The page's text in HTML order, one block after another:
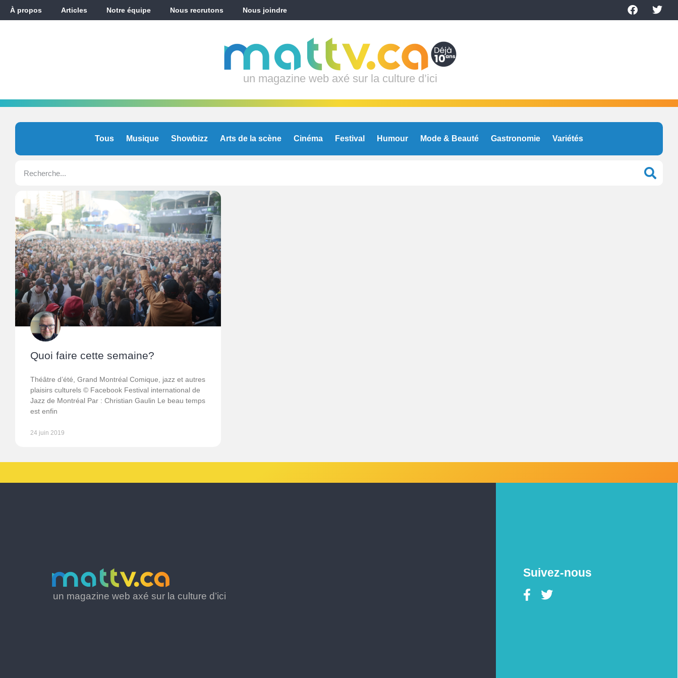
À propos Articles Notre équipe Nous recrutons Nous joindre
un magazine web axé sur la culture d’ici
Tous Musique Showbizz Arts de la scène Cinéma Festival Humour Mode & Beauté Gastronomie Variétés
Quoi faire cette semaine?
Théâtre d’été, Grand Montréal Comique, jazz et autres
plaisirs culturels © Facebook Festival international de
Jazz de Montréal Par : Christian Gaulin Le beau temps
est enfin
24 juin 2019
un magazine web axé sur la culture d’ici
Suivez-nous